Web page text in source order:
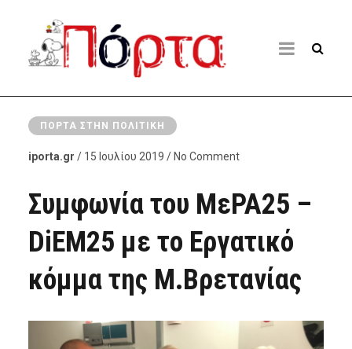
ΠΌΡΤΑ ΣΤΗΝ ΠΟΛΙΤΙΚΉ
iporta.gr / 15 Ιουλίου 2019 / No Comment
Συμφωνία του ΜεΡΑ25 –
DiEM25 με το Εργατικό
κόμμα της Μ.Βρετανίας